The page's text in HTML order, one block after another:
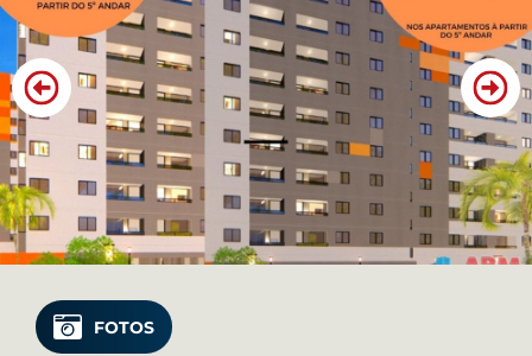
SIMULE SEU FINANCIAMENTO
CONTATO
Favoritos
Cadastre seu imóvel
Área do Cliente
FOTOS